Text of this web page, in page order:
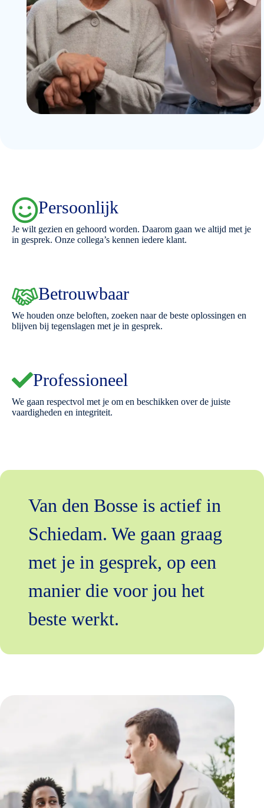
Persoonlijk
Je wilt gezien en gehoord worden. Daarom gaan we altijd met je
in gesprek. Onze collega’s kennen iedere klant.
Betrouwbaar
We houden onze beloften, zoeken naar de beste oplossingen en
blijven bij tegenslagen met je in gesprek.
Professioneel
We gaan respectvol met je om en beschikken over de juiste
vaardigheden en integriteit.
Van den Bosse is actief in
Schiedam. We gaan graag
met je in gesprek, op een
manier die voor jou het
beste werkt.